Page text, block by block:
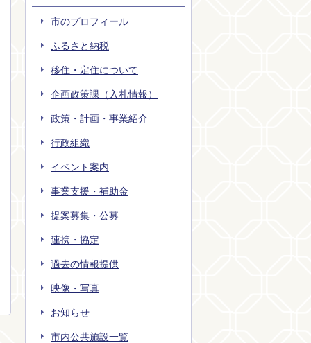
市のプロフィール
ふるさと納税
移住・定住について
企画政策課（入札情報）
政策・計画・事業紹介
行政組織
イベント案内
事業支援・補助金
提案募集・公募
連携・協定
過去の情報提供
映像・写真
お知らせ
市内公共施設一覧